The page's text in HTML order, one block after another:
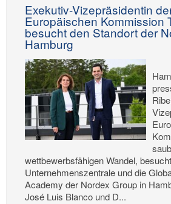
Exekutiv-Vizepräsidentin
Europäischen Kommission
besucht den Standort der
Hamburg
wettbewerbsfähigen Wandel,
Unternehmenszentrale und die
Academy der Nordex Group in
José Luis Blanco und D...